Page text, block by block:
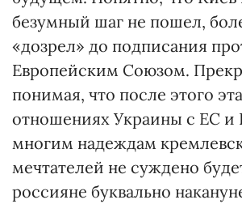
безумный шаг не пошел,
«дозрел» до подписания
Европейским Союзом.
понимая, что после этого
отношениях Украины с ЕС и
многим надеждам
мечтателей не суждено
россияне буквально